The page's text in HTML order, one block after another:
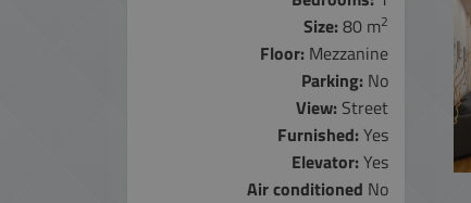
Size: 80 m2
Floor: Mezzanine
Parking: No
View: Street
Furnished: Yes
Elevator: Yes
Air conditioned No